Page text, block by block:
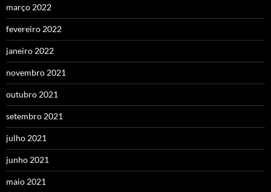
março 2022
fevereiro 2022
janeiro 2022
novembro 2021
outubro 2021
setembro 2021
julho 2021
junho 2021
maio 2021